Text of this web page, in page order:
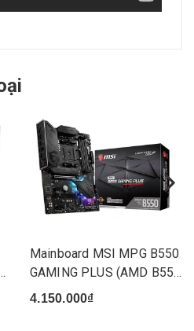
Mainboard MSI MPG B550
GAMING PLUS (AMD B550
So...
4.150.000₫